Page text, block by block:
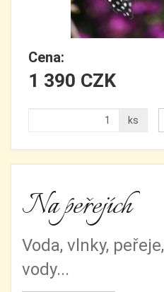
Cena:
1 390 CZK
ks
Na peřejích
Voda, vlnky,
vody...